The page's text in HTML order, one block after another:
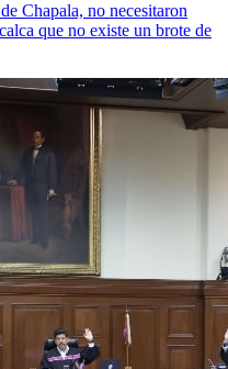
Chapala, no necesitaron
que no existe un brote de